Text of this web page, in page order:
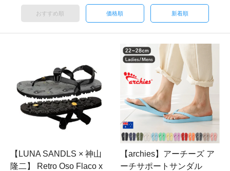
おすすめ順 価格順 新着順
【LUNA SANDLS × 神山
隆二】 Retro Oso Flaco x
【archies】アーチーズ ア
ーチサポートサンダル